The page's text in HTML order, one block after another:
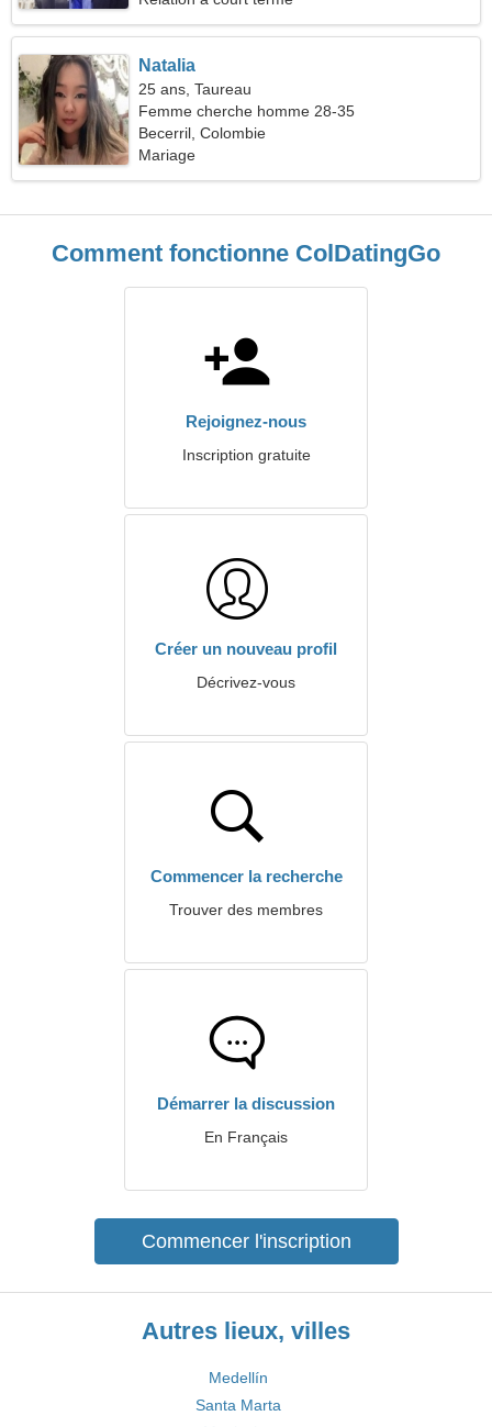
Natalia
25 ans, Taureau
Femme cherche homme 28-35
Becerril, Colombie
Mariage
Comment fonctionne ColDatingGo
Rejoignez-nous
Inscription gratuite
Créer un nouveau profil
Décrivez-vous
Commencer la recherche
Trouver des membres
Démarrer la discussion
En Français
Commencer l'inscription
Autres lieux, villes
Medellín
Santa Marta